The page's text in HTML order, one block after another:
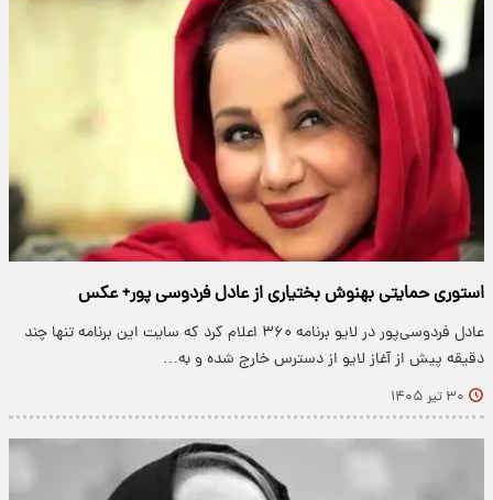
استوری حمایتی بهنوش بختیاری از عادل فردوسی پور+ عکس
عادل فردوسی‌پور در لایو برنامه ۳۶۰ اعلام کرد که سایت این برنامه تنها چند
دقیقه پیش از آغاز لایو از دسترس خارج شده و به…
۳۰ تیر ۱۴۰۵